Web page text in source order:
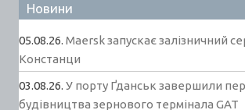
Новини
05.08.26. Maersk запускає залізничний
Констанци
03.08.26. У порту Ґданськ завершили
будівництва зернового термінала GAT